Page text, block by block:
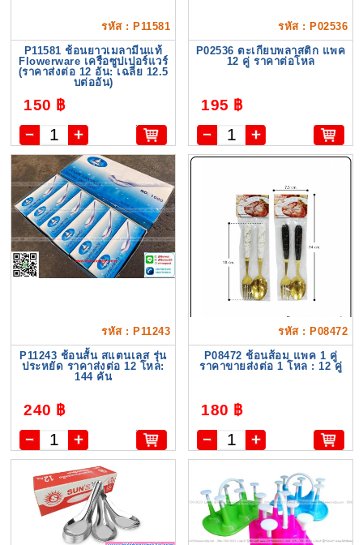
รหัส : P11581
P11581 ช้อนยาวเมลามีนแท้
Flowerware เครือซูปเปอร์แวร์
(ราคาส่งต่อ 12 อัน: เฉลี่ย 12.5
บต่ออัน)
150 ฿
รหัส : P02536
P02536 ตะเกียบพลาสติก แพค
12 คู่ ราคาต่อโหล
195 ฿
รหัส : P11243
P11243 ช้อนสั้น สแตนเลส รุ่น
ประหยัด ราคาส่งต่อ 12 โหล:
144 คัน
240 ฿
รหัส : P08472
P08472 ช้อนส้อม แพค 1 คู่
ราคาขายส่งต่อ 1 โหล : 12 คู่
180 ฿